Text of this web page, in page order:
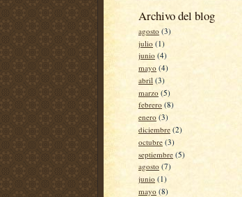
Archivo del blog
agosto (3)
julio (1)
junio (4)
mayo (4)
abril (3)
marzo (5)
febrero (8)
enero (3)
diciembre (2)
octubre (3)
septiembre (5)
agosto (7)
junio (1)
mayo (8)